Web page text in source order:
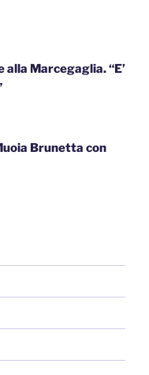
Marcegaglia. “E’
Brunetta con